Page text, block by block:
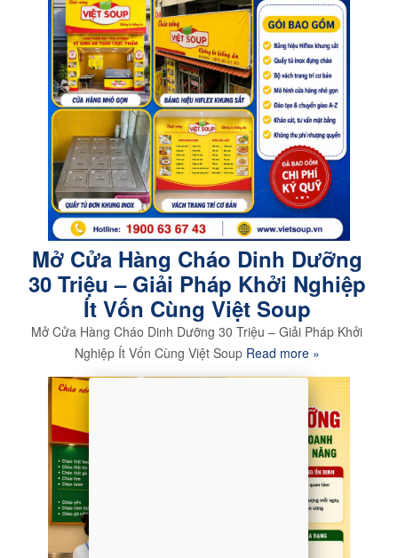
Mở Cửa Hàng Cháo Dinh Dưỡng
30 Triệu – Giải Pháp Khởi Nghiệp
Ít Vốn Cùng Việt Soup
Mở Cửa Hàng Cháo Dinh Dưỡng 30 Triệu – Giải Pháp Khởi
Nghiệp Ít Vốn Cùng Việt Soup Read more »